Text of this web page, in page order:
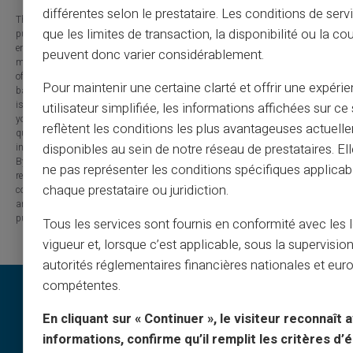
The information provided on this blog is presented for informational
purposes only and has no contractual or legal value. Although we strive to
ensure the accuracy, completeness and updating of the published content, it
may contain errors, omissions or inaccuracies. Carte Veritas and the authors
of the articles cannot be held responsible for decisions or actions taken
based on the information contained in this blog. Any use of this information
is made at your own risk and under your sole responsibility. We encourage
you to consult a qualified professional or an expert for any important
question or decision relating to the subjects discussed. In addition, the
information presented on this site may be modified or updated without notice.
By visiting this blog, you agree that Carte Veritas and its partners are
released from any liability concerning losses, direct or indirect damages, or
consequences arising from the use of the contents of this site, whether they
are linked to errors, omissions or the interpretation of the information
published.
différentes selon le prestataire. Les conditions de
que les limites de transaction, la disponibilité ou la
peuvent donc varier considérablement.
Pour maintenir une certaine clarté et offrir une
utilisateur simplifiée, les informations affichées sur ce
reflètent les conditions les plus avantageuses
disponibles au sein de notre réseau de prestataires.
ne pas représenter les conditions spécifiques
chaque prestataire ou juridiction.
Tous les services sont fournis en conformité avec les
vigueur et, lorsque c’est applicable, sous la
autorités réglementaires financières nationales et
compétentes.
En cliquant sur « Continuer », le visiteur reconnaît
informations, confirme qu’il remplit les critères